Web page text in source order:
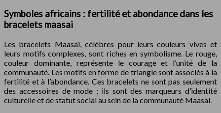
Symboles africains : fertilité et abondance dans les
bracelets maasai
Les bracelets Maasai, célèbres pour leurs couleurs vives et
leurs motifs complexes, sont riches en symbolisme. Le rouge,
couleur dominante, représente le courage et l’unité de la
communauté. Les motifs en forme de triangle sont associés à la
fertilité et à l’abondance. Ces bracelets ne sont pas seulement
des accessoires de mode ; ils sont des marqueurs d’identité
culturelle et de statut social au sein de la communauté Maasai.